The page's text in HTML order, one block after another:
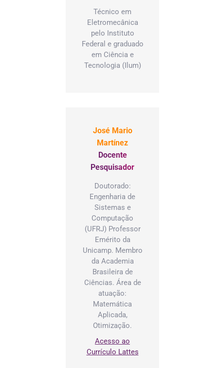
Técnico em
Eletromecânica
pelo Instituto
Federal e graduado
em Ciência e
Tecnologia (Ilum)
José Mario
Martínez
Docente
Pesquisador
Doutorado:
Engenharia de
Sistemas e
Computação
(UFRJ) Professor
Emérito da
Unicamp. Membro
da Academia
Brasileira de
Ciências. Área de
atuação:
Matemática
Aplicada,
Otimização.
Acesso ao
Currículo Lattes